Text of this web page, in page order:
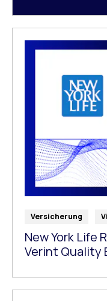
Versicherung
New York Life
Verint Quality